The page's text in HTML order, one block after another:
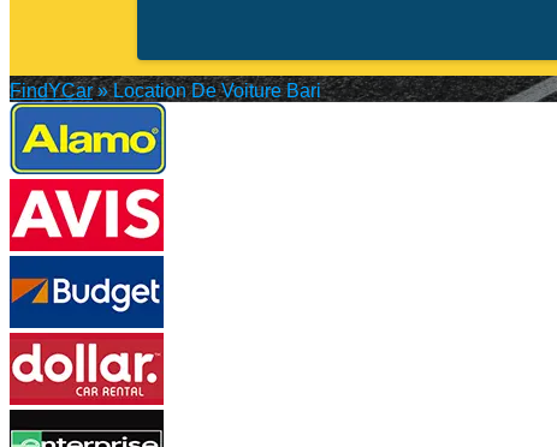
FindYCar » Location De Voiture Bari